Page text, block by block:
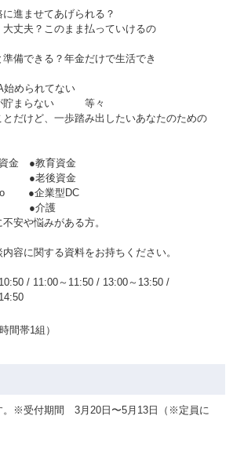
に進ませてあげられる？
大丈夫？このまま払っていけるの
準備できる？年金だけで生活でき
始められてない
が貯まらない 等々
だけど、一歩踏み出したいあなたのための
金 ●教育資金
金 ●老後資金
●企業型DC
●介護
安や悩みがある方。
容に関する資料をお持ちください。
/ 11:00～11:50 / 13:00～13:50 /
間帯1組）
。※受付期間 3月20日〜5月13日（※定員に